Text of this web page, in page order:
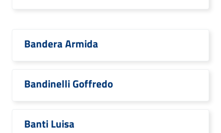
Bandera Armida
Bandinelli Goffredo
Banti Luisa